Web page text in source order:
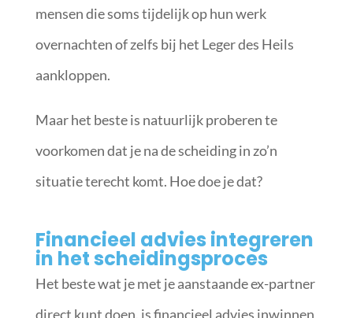
mensen die soms tijdelijk op hun werk
overnachten of zelfs bij het Leger des Heils
aankloppen.
Maar het beste is natuurlijk proberen te
voorkomen dat je na de scheiding in zo’n
situatie terecht komt. Hoe doe je dat?
Financieel advies integreren
in het scheidingsproces
Het beste wat je met je aanstaande ex-partner
direct kunt doen, is financieel advies inwinnen